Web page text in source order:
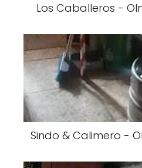
Los Caballeros -
Sindo & Calimero -